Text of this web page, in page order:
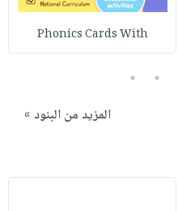
Phonics Cards With
4
5
المزيد من البنود »